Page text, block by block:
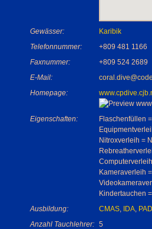
Gewässer:
Karibik
Telefonnummer:
+809 481 1166
Faxnummer:
+809 524 2689
E-Mail:
Homepage:
Eigenschaften:
Flaschenfüllen
Nitroxverleih =
Kameraverleih
Kindertauchen
Ausbildung:
CMAS, IDA,
Anzahl Tauchlehrer: 5